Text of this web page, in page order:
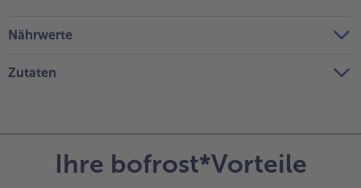
Nährwerte
Zutaten
Ihre bofrost*Vorteile